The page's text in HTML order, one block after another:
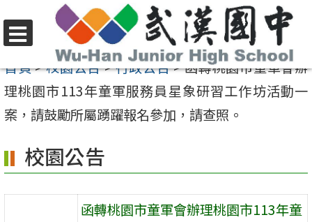
至
要
內
區
選
單
首頁>校園公告>行政公告>函轉桃園市童軍會辦
理桃園市113年童軍服務員星象研習工作坊活動一
案，請鼓勵所屬踴躍報名參加，請查照。
校園公告
函轉桃園市童軍會辦理桃園市113年童